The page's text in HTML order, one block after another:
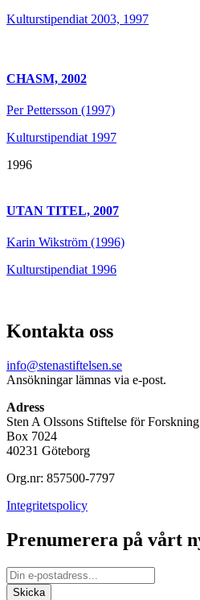
Kulturstipendiat 2003, 1997
CHASM, 2002
Per Pettersson (1997)
Kulturstipendiat 1997
1996
UTAN TITEL, 2007
Karin Wikström (1996)
Kulturstipendiat 1996
Kontakta oss
info@stenastiftelsen.se
Ansökningar lämnas via e-post.
Adress
Sten A Olssons Stiftelse för
Box 7024
40231 Göteborg
Org.nr: 857500-7797
Integritetspolicy
Prenumerera på vårt